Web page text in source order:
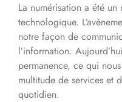
La numérisation a été
technologique.
notre façon de
l’information.
permanence, ce qui
multitude de services et
quotidien.